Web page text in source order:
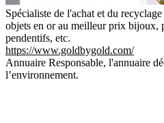
Spécialiste de l'achat et du
objets en or au meilleur prix bijoux,
pendentifs, etc.
https://www.goldbygold.com/
Annuaire Responsable, l'annuaire
l’environnement.